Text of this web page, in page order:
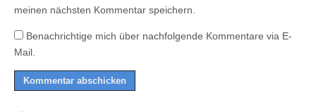
meinen nächsten Kommentar speichern.
Benachrichtige mich über nachfolgende Kommentare via E-
Mail.